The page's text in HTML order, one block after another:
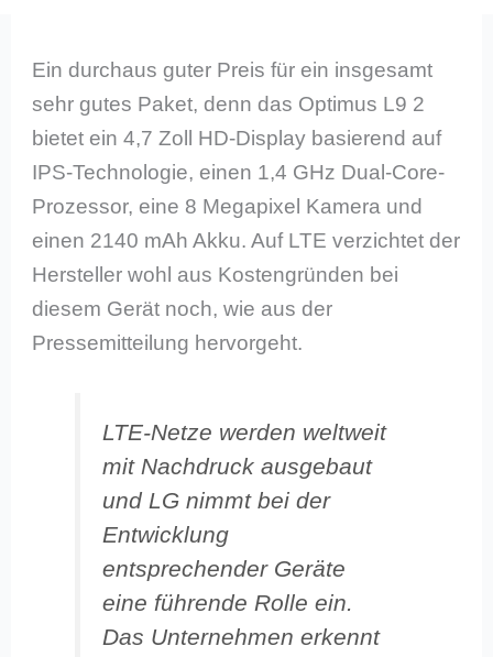
Ein durchaus guter Preis für ein insgesamt
sehr gutes Paket, denn das Optimus L9 2
bietet ein 4,7 Zoll HD-Display basierend auf
IPS-Technologie, einen 1,4 GHz Dual-Core-
Prozessor, eine 8 Megapixel Kamera und
einen 2140 mAh Akku. Auf LTE verzichtet der
Hersteller wohl aus Kostengründen bei
diesem Gerät noch, wie aus der
Pressemitteilung hervorgeht.
LTE-Netze werden weltweit
mit Nachdruck ausgebaut
und LG nimmt bei der
Entwicklung
entsprechender Geräte
eine führende Rolle ein.
Das Unternehmen erkennt